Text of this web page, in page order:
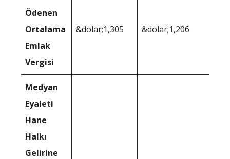
Ödenen
Ortalama
Emlak
Vergisi
&dolar;1,305 &dolar;1,206
Medyan
Eyaleti
Hane
Halkı
Gelirine